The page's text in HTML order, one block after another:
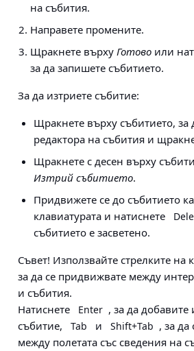
на събития.
Направете промените.
Щракнете върху Готово или
за да запишете събитието.
За да изтриете събитие:
Щракнете върху събитието, за
редактора на събития и
Щракнете с десен върху
Изтрий събитието.
Придвижете се до събитието
клавиатурата и натиснете
събитието е засветено.
Съвет! Използвайте стрелките на
за да се придвижвате между
и събития.
Натиснете
Enter , за да добавите
събитие,
Tab и Shift+Tab , за да
между полетата със сведения на